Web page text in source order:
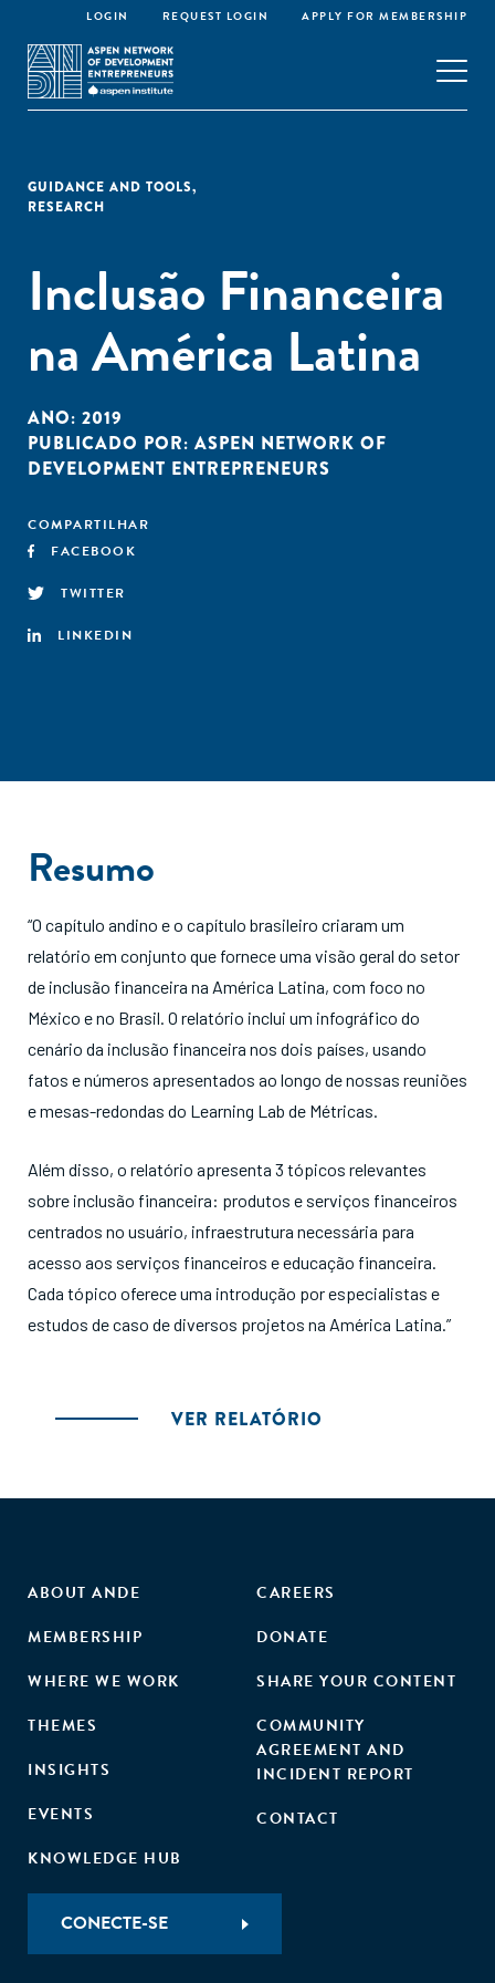
LOGIN REQUEST LOGIN APPLY FOR MEMBERSHIP
GUIDANCE AND TOOLS,
RESEARCH
Inclusão Financeira
na América Latina
ANO: 2019
PUBLICADO POR: ASPEN NETWORK OF
DEVELOPMENT ENTREPRENEURS
COMPARTILHAR
FACEBOOK
TWITTER
LINKEDIN
Resumo
“O capítulo andino e o capítulo brasileiro criaram um
relatório em conjunto que fornece uma visão geral do setor
de inclusão financeira na América Latina, com foco no
México e no Brasil. O relatório inclui um infográfico do
cenário da inclusão financeira nos dois países, usando
fatos e números apresentados ao longo de nossas reuniões
e mesas-redondas do Learning Lab de Métricas.
Além disso, o relatório apresenta 3 tópicos relevantes
sobre inclusão financeira: produtos e serviços financeiros
centrados no usuário, infraestrutura necessária para
acesso aos serviços financeiros e educação financeira.
Cada tópico oferece uma introdução por especialistas e
estudos de caso de diversos projetos na América Latina.”
VER RELATÓRIO
ABOUT ANDE
MEMBERSHIP
WHERE WE WORK
THEMES
INSIGHTS
EVENTS
KNOWLEDGE HUB
CAREERS
DONATE
SHARE YOUR CONTENT
COMMUNITY
AGREEMENT AND
INCIDENT REPORT
CONTACT
CONECTE-SE